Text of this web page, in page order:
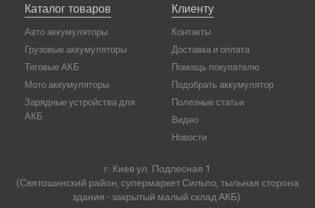
Каталог товаров
Авто аккумуляторы
Грузовые аккумуляторы
Тяговые АКБ
Мото аккумуляторы
Зарядные устройства для
АКБ
Клиенту
Контакты
Доставка и оплата
Помощь покупателю
Подобрать аккумулятор
Полезные статьи
Видео
Новости
г. Киев ул. Подлесная 1
(Святошинский район, супермаркет Сильпо, тыльная сторона
здания - закрытый малый склад АКБ).